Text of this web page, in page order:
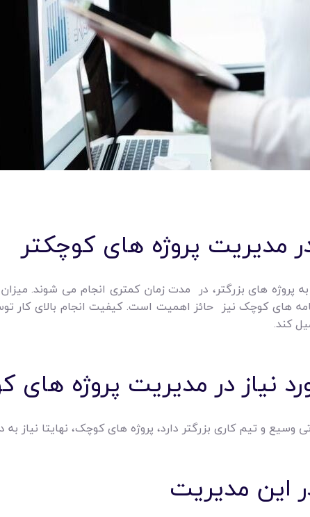
مدیریت پروژه های کوچکتر
های بزرگتر، در مدت زمان کمتری انجام می شوند. میزان
های کوچک نیز حائز اهمیت است. کیفیت انجام بالای کار
کند.
نیاز در مدیریت پروژه
وسیع و تیم کاری بزرگتر دارد، پروژه های کوچک، نهایتا نیاز به
این مدیریت